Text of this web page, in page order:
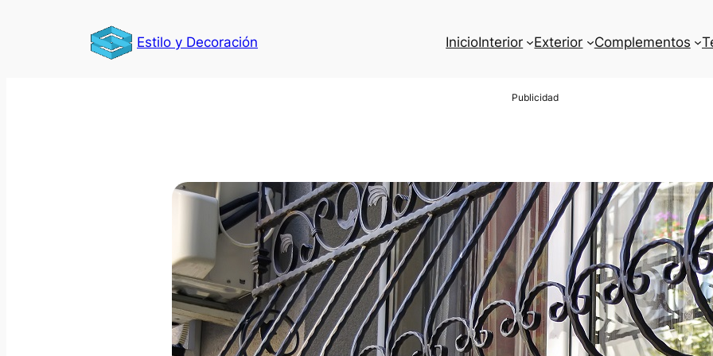
Estilo y Decoración InicioInterior Exterior Complementos